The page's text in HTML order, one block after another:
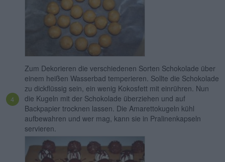
Zum Dekorieren die verschiedenen Sorten Schokolade über
einem heißen Wasserbad temperieren. Sollte die Schokolade
zu dickflüssig sein, ein wenig Kokosfett mit einrühren. Nun
die Kugeln mit der Schokolade überziehen und auf
Backpapier trocknen lassen. Die Amarettokugeln kühl
aufbewahren und wer mag, kann sie in Pralinenkapseln
servieren.